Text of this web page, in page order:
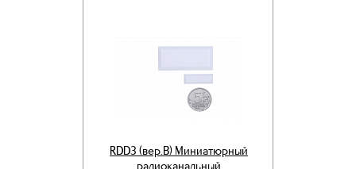
RDD3 (вер.В) Миниатюрный
радиоканальный